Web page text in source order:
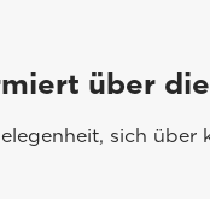
über
sich